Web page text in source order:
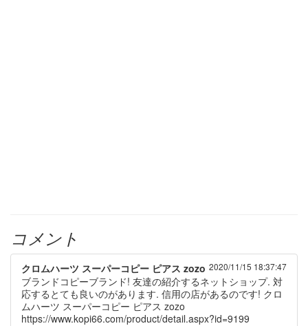
コメント
クロムハーツ スーパーコピー ピアス zozo 2020/11/15 18:37:47
ブランドコピーブランド! 友達の紹介するネットショップ. 対
応するとても良いのがあります. 信用の店があるのです! クロ
ムハーツ スーパーコピー ピアス zozo
https://www.kopi66.com/product/detail.aspx?id=9199